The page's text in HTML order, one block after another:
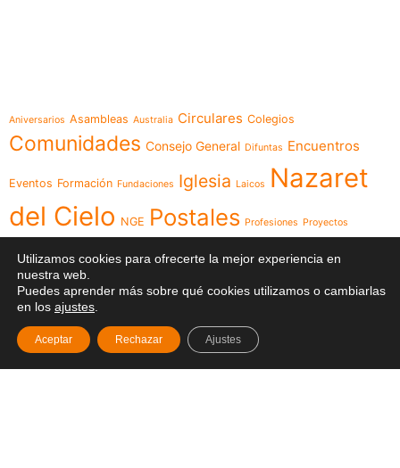
Aniversarios Asambleas Australia Circulares Colegios
Comunidades Consejo General Difuntas Encuentros
Eventos Formación Fundaciones Iglesia Laicos
Nazaret
del Cielo NGE Postales Profesiones Proyectos
Recursos Red Religiosas Reuniones Videos
VisitaVisita Canónica XXIII Capítulo
General
Menú
Utilizamos cookies para ofrecerte la mejor experiencia en
nuestra web.
Puedes aprender más sobre qué cookies utilizamos o cambiarlas
en los ajustes
Aceptar Rechazar Ajustes